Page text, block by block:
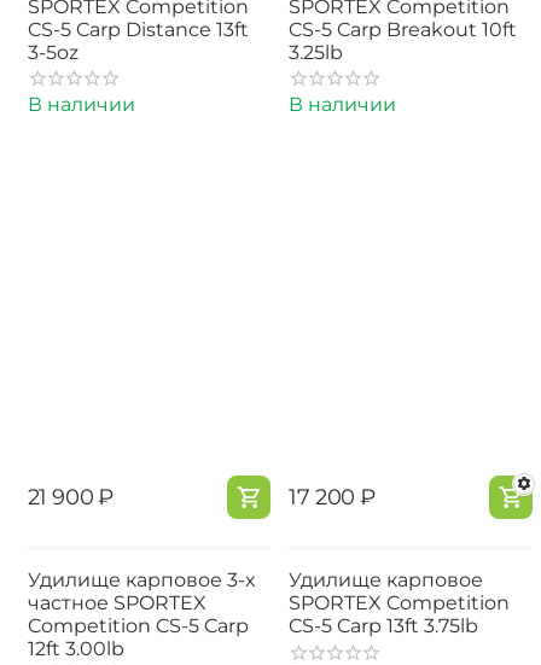
SPORTEX Competition
CS-5 Carp Distance 13ft
3-5oz
В наличии
‍21 900‍₽
SPORTEX Competition
CS-5 Carp Breakout 10ft
3.25lb
В наличии
‍17 200‍ ₽
Удилище карповое 3-х
частное SPORTEX
Competition CS-5 Carp
12ft 3.00lb
Удилище карповое
SPORTEX Competition
CS-5 Carp 13ft 3.75lb